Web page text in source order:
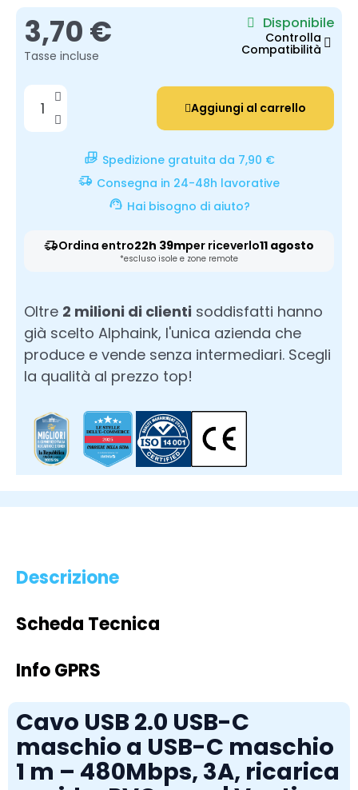
3,70 €
Tasse incluse
Disponibile
Controlla
Compatibilità
Aggiungi al carrello
Spedizione gratuita da 7,90 €
Consegna in 24-48h lavorative
Hai bisogno di aiuto?
Ordina entro22h 39mper riceverlo11 agosto
*escluso isole e zone remote
Oltre 2 milioni di clienti soddisfatti hanno
già scelto Alphaink, l'unica azienda che
produce e vende senza intermediari. Scegli
la qualità al prezzo top!
Descrizione
Scheda Tecnica
Info GPRS
Cavo USB 2.0 USB-C
maschio a USB-C maschio
1 m – 480Mbps, 3A, ricarica